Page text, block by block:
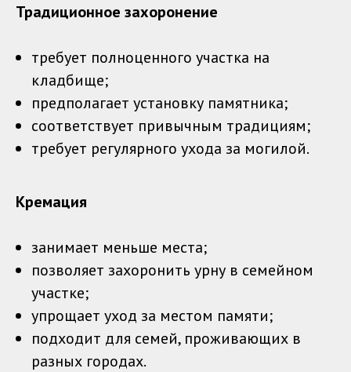
Традиционное захоронение
требует полноценного участка на
кладбище;
предполагает установку памятника;
соответствует привычным традициям;
требует регулярного ухода за могилой.
Кремация
занимает меньше места;
позволяет захоронить урну в семейном
участке;
упрощает уход за местом памяти;
подходит для семей, проживающих в
разных городах.